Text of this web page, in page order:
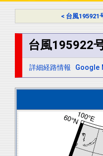
< 台風195921
台風195922
詳細経路情報 Google